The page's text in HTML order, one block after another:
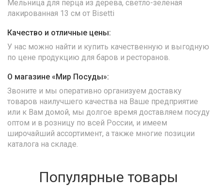
Мельница для перца из дерева, светло-зеленая
лакированная 13 см от Bisetti
Качество и отличные цены:
У нас можно найти и купить качественную и выгодную
по цене продукцию для баров и ресторанов.
О магазине «Мир Посуды»:
Звоните и мы оперативно организуем доставку
товаров наилучшего качества на Ваше предприятие
или к Вам домой, мы долгое время доставляем посуду
оптом и в розницу по всей России, и имеем
широчайший ассортимент, а также многие позиции
каталога на складе.
Популярные товары